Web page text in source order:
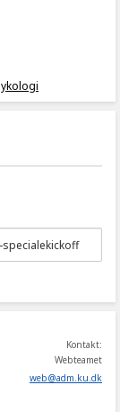
Kontakt:
Webteamet
web@adm.ku.dk